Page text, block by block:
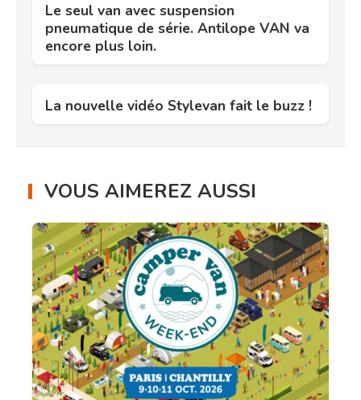
Le seul van avec suspension
pneumatique de série. Antilope VAN va
encore plus loin.
La nouvelle vidéo Stylevan fait le buzz !
VOUS AIMEREZ AUSSI